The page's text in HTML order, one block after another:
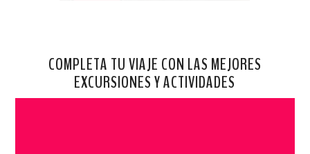
COMPLETA TU VIAJE CON LAS MEJORES
EXCURSIONES Y ACTIVIDADES